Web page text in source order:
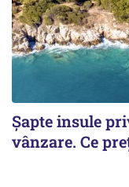
Șapte insule
vânzare. Ce